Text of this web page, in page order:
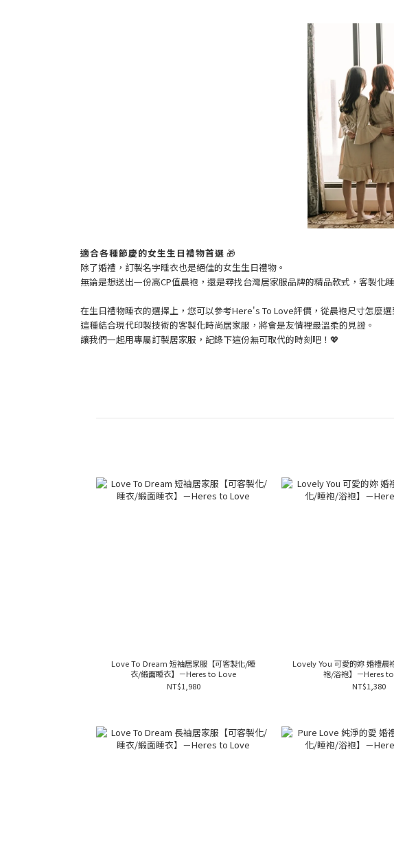
適合各種節慶的女生生日禮物首選 🎁
除了婚禮，訂製名字睡衣也是絕佳的女生生日禮物。
無論是想送出一份高CP值晨袍，還是尋找台灣居家服品牌的精品款式，客製化
在生日禮物睡衣的選擇上，您可以參考Here's To Love評價，從晨袍尺寸怎麼
這種結合現代印製技術的客製化時尚居家服，將會是友情裡最溫柔的見證。
讓我們一起用專屬訂製居家服，記錄下這份無可取代的時刻吧！💖
Love To Dream 短袖居家服【可客製化/睡
衣/緞面睡衣】－Heres to Love
NT$1,980
Lovely You 可愛的妳 婚禮晨
袍/浴袍】－Heres
NT$1,380